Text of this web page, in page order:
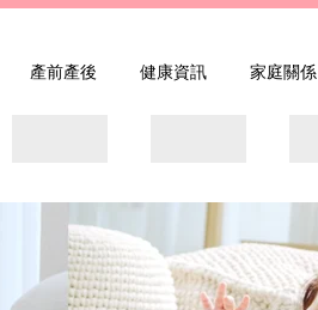
產前產後 健康資訊 家庭關係